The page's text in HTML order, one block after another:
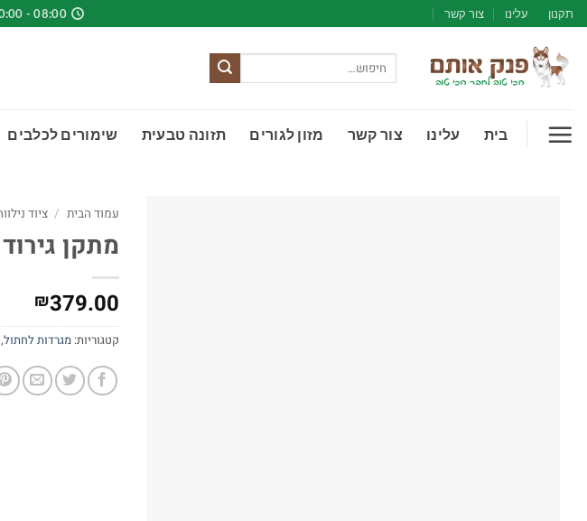
Skip
to
content
תקנון עלינו צור קשר 08:00 - 20:00
עבור:
בית עלינו צור קשר מזון לגורים תזונה טבעית שימורים לכלבים
עמוד הבית / ציוד
מתקן גירוד UP100 1 יחידה
₪379.00
קטגוריות:מגרדות לחתול